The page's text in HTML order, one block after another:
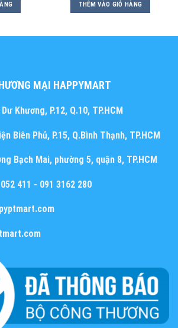
THÊM VÀO GIỎ HÀNG
MẠI HAPPYMART
Khương, P.12, Q.10, TP.HCM
Biên Phủ, P.15, Q.Bình Thạnh, TP.HCM
Bạch Mai, phường 5, quận 8, TP.HCM
411 - 091 3162 280